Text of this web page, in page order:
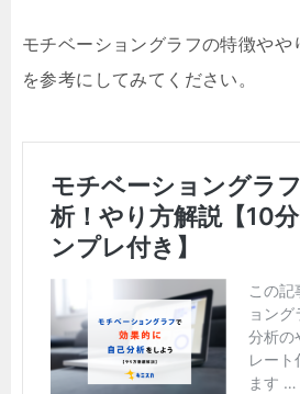
モチベーショングラフの特徴やや
を参考にしてみてください。